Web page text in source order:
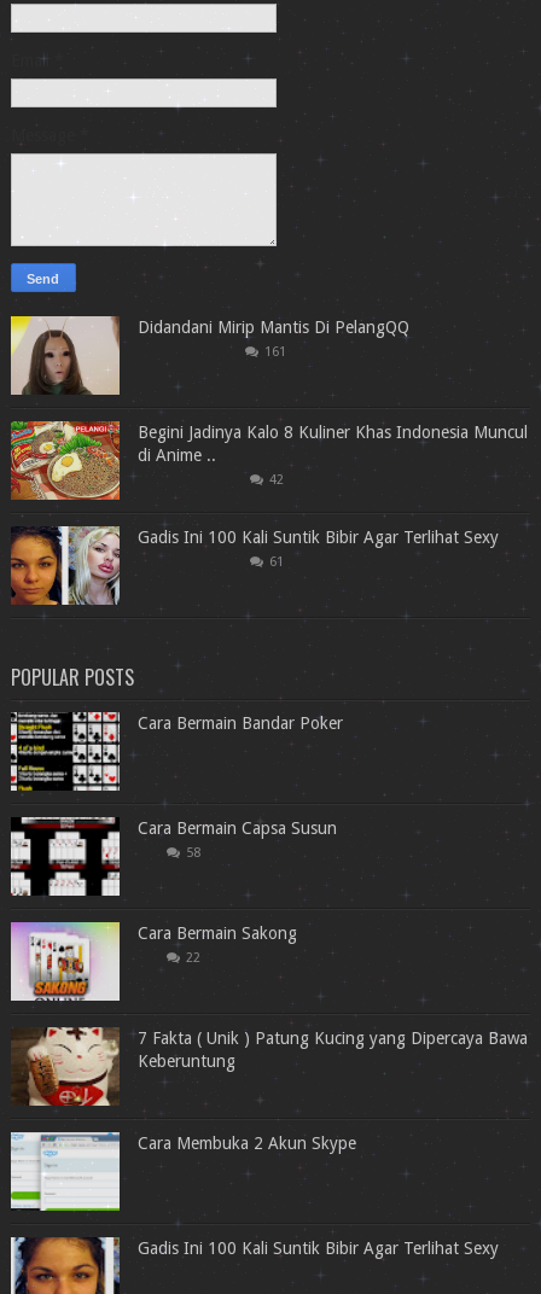
Email
Didandani Mirip Mantis Di PelangQQ
161
Begini Jadinya Kalo 8 Kuliner Khas Indonesia Muncul
di Anime ..
42
Gadis Ini 100 Kali Suntik Bibir Agar Terlihat Sexy
61
POPULAR POSTS
Cara Bermain Bandar Poker
Cara Bermain Capsa Susun
58
Cara Bermain Sakong
22
7 Fakta ( Unik ) Patung Kucing yang Dipercaya Bawa
Keberuntung
Cara Membuka 2 Akun Skype
Gadis Ini 100 Kali Suntik Bibir Agar Terlihat Sexy